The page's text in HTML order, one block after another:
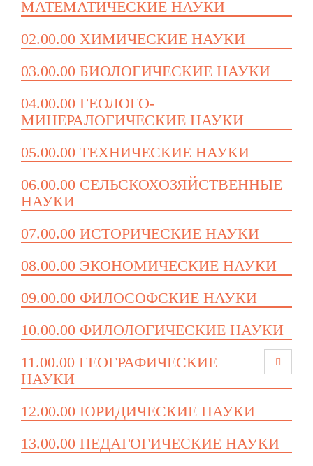
МАТЕМАТИЧЕСКИЕ НАУКИ
02.00.00 ХИМИЧЕСКИЕ НАУКИ
03.00.00 БИОЛОГИЧЕСКИЕ НАУКИ
04.00.00 ГЕОЛОГО-
МИНЕРАЛОГИЧЕСКИЕ НАУКИ
05.00.00 ТЕХНИЧЕСКИЕ НАУКИ
06.00.00 СЕЛЬСКОХОЗЯЙСТВЕННЫЕ
НАУКИ
07.00.00 ИСТОРИЧЕСКИЕ НАУКИ
08.00.00 ЭКОНОМИЧЕСКИЕ НАУКИ
09.00.00 ФИЛОСОФСКИЕ НАУКИ
10.00.00 ФИЛОЛОГИЧЕСКИЕ НАУКИ
11.00.00 ГЕОГРАФИЧЕСКИЕ
НАУКИ
12.00.00 ЮРИДИЧЕСКИЕ НАУКИ
13.00.00 ПЕДАГОГИЧЕСКИЕ НАУКИ